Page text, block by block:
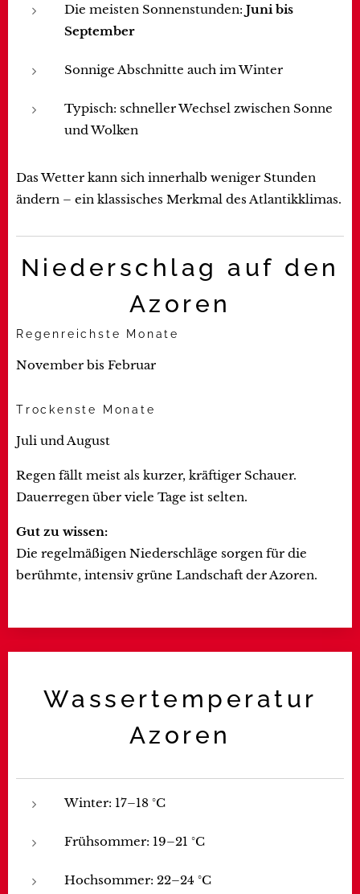
Die meisten Sonnenstunden: Juni bis
September
Sonnige Abschnitte auch im Winter
Typisch: schneller Wechsel zwischen Sonne
und Wolken
Das Wetter kann sich innerhalb weniger Stunden
ändern – ein klassisches Merkmal des Atlantikklimas.
Niederschlag auf den
Azoren
Regenreichste Monate
November bis Februar
Trockenste Monate
Juli und August
Regen fällt meist als kurzer, kräftiger Schauer.
Dauerregen über viele Tage ist selten.
Gut zu wissen:
Die regelmäßigen Niederschläge sorgen für die
berühmte, intensiv grüne Landschaft der Azoren.
Wassertemperatur
Azoren
Winter: 17–18 °C
Frühsommer: 19–21 °C
Hochsommer: 22–24 °C